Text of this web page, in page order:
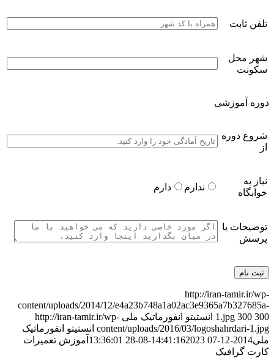
تلفن ثابت
شهر محل
سکونت
دوره آموزشی
شروع دوره
از
نیاز به
خوابگاه
ندارم دارم
توضیحات یا
پرسش
http://iran-tamir.ir/wp-
content/uploads/2014/12/e4a23b748a1a02ac3e9365a7b327685a-
1.jpg 300 300 انستیتو انفورماتیک ملی http://iran-tamir.ir/wp-
content/uploads/2016/03/logoshahrdari-1.jpg انستیتو انفورماتیک
ملی2014-12-07 14:41:16
2023-08-28 13:36:01
آموزش تعمیرات
کارت گرافیک